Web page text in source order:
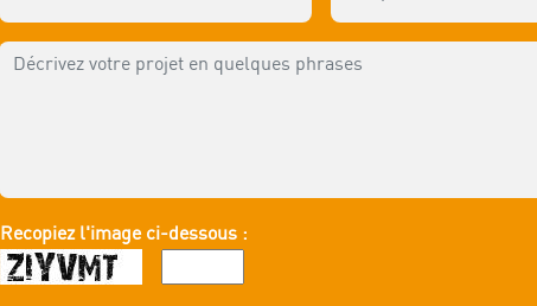
Recopiez l'image ci-dessous :